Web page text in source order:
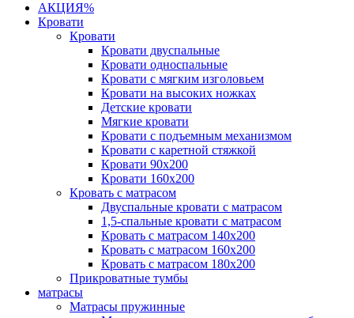
АКЦИЯ%
Кровати
Кровати
Кровати двуспальные
Кровати односпальные
Кровати с мягким изголовьем
Кровати на высоких ножках
Детские кровати
Мягкие кровати
Кровати с подъемным механизмом
Кровати с каретной стяжкой
Кровати 90х200
Кровати 160х200
Кровать с матрасом
Двуспальные кровати с матрасом
1,5-спальные кровати с матрасом
Кровать с матрасом 140х200
Кровать с матрасом 160х200
Кровать с матрасом 180х200
Прикроватные тумбы
матрасы
Матрасы пружинные